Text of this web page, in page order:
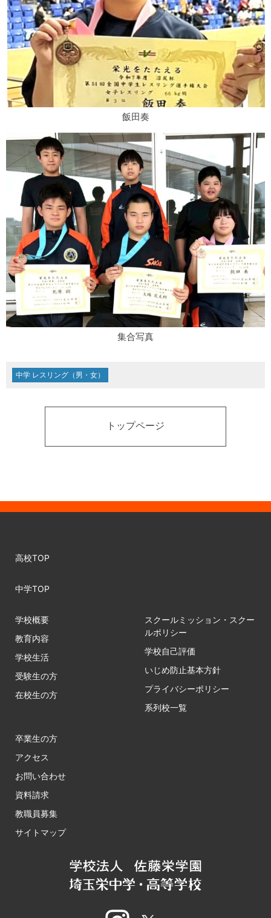
飯田奏
集合写真
中学 レスリング（男・女）
トップページ
高校TOP
中学TOP
学校概要
教育内容
学校生活
受験生の方
在校生の方
スクールミッション・スクー
ルポリシー
学校自己評価
いじめ防止基本方針
プライバシーポリシー
系列校一覧
卒業生の方
アクセス
お問い合わせ
資料請求
教職員募集
サイトマップ